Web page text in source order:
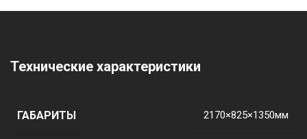
Технические характеристики
ГАБАРИТЫ 2170×825×1350мм